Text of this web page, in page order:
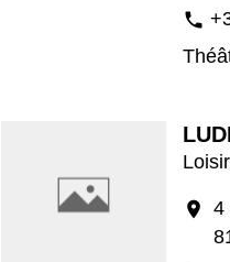
phone
location_on 4